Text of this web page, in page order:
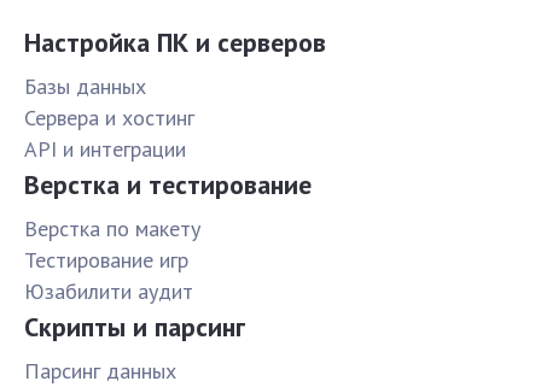
Настройка ПК и серверов
Базы данных
Сервера и хостинг
API и интеграции
Верстка и тестирование
Верстка по макету
Тестирование игр
Юзабилити аудит
Скрипты и парсинг
Парсинг данных